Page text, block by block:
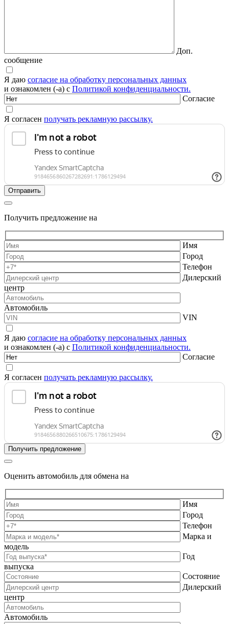
Доп.
сообщение
Я даю согласие на обработку персональных данных
и ознакомлен (-а) с Политикой конфиденциальности.
Согласие
Я согласен получать рекламную рассылку.
Получить предложение на
Имя
Город
Телефон
Дилерский
центр
Автомобиль
VIN
Я даю согласие на обработку персональных данных
и ознакомлен (-а) с Политикой конфиденциальности.
Согласие
Я согласен получать рекламную рассылку.
Оценить автомобиль для обмена на
Имя
Город
Телефон
Марка и
модель
Год
выпуска
Состояние
Дилерский
центр
Автомобиль